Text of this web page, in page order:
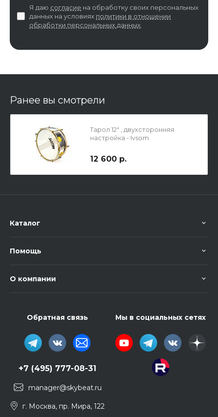
Я даю согласие на обработку своих персональных
данных на условиях политики в отношении
обработки персональных данных.
Ранее вы смотрели
Тарол 12" , двухсторонняя
настройка - Ivsom
12 600 р.
Каталог
Помощь
О компании
Обратная связь
+7 (495) 777-08-31
manager@skybeat.ru
г. Москва, пр. Мира, 122
Мы в социальных сетях